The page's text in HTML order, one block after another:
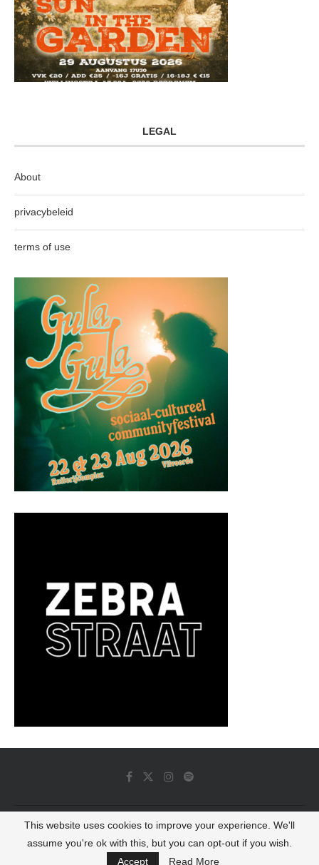
LEGAL
About
privacybeleid
terms of use
© 2022 - Luminous Dash All Rights Reserved
BACK TO TOP
This website uses cookies to improve your experience. We'll
assume you're ok with this, but you can opt-out if you wish.
Accept
Read More